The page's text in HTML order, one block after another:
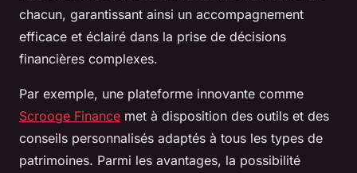
chacun, garantissant ainsi un accompagnement
efficace et éclairé dans la prise de décisions
financières complexes.
Par exemple, une plateforme innovante comme
Scrooge Finance met à disposition des outils et des
conseils personnalisés adaptés à tous les types de
patrimoines. Parmi les avantages, la possibilité